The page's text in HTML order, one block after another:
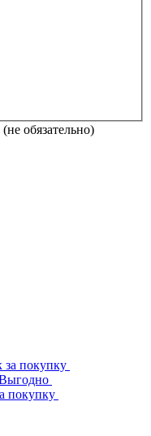
(не обязательно)
за покупку
покупку